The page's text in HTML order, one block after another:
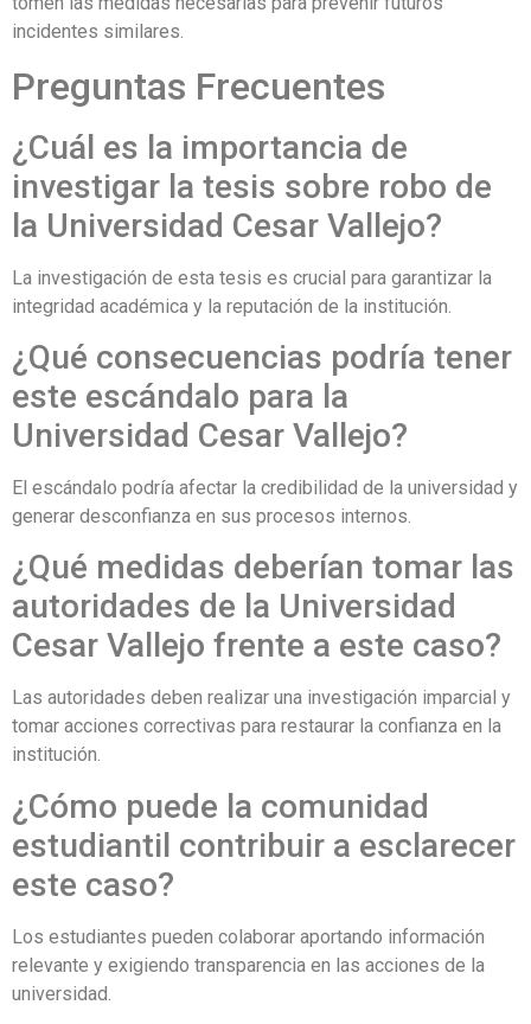
incidentes similares.
Preguntas Frecuentes
¿Cuál es la importancia de
investigar la tesis sobre robo de
la Universidad Cesar Vallejo?
La investigación de esta tesis es crucial para garantizar la
integridad académica y la reputación de la institución.
¿Qué consecuencias podría tener
este escándalo para la
Universidad Cesar Vallejo?
El escándalo podría afectar la credibilidad de la universidad y
generar desconfianza en sus procesos internos.
¿Qué medidas deberían tomar las
autoridades de la Universidad
Cesar Vallejo frente a este caso?
Las autoridades deben realizar una investigación imparcial y
tomar acciones correctivas para restaurar la confianza en la
institución.
¿Cómo puede la comunidad
estudiantil contribuir a esclarecer
este caso?
Los estudiantes pueden colaborar aportando información
relevante y exigiendo transparencia en las acciones de la
universidad.